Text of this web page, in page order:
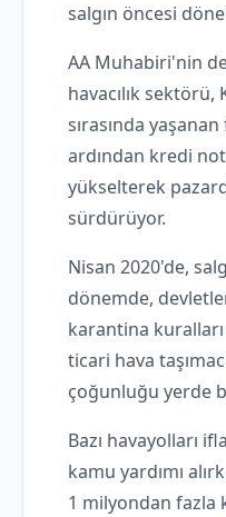
salgın öncesi
AA Muhabiri'nin
havacılık sektörü,
sırasında
ardından kredi
yükselterek
sürdürüyor.
Nisan 2020'de,
dönemde, devletler
karantina
ticari hava
çoğunluğu yerde
Bazı havayolları
kamu yardımı
1 milyondan fazla